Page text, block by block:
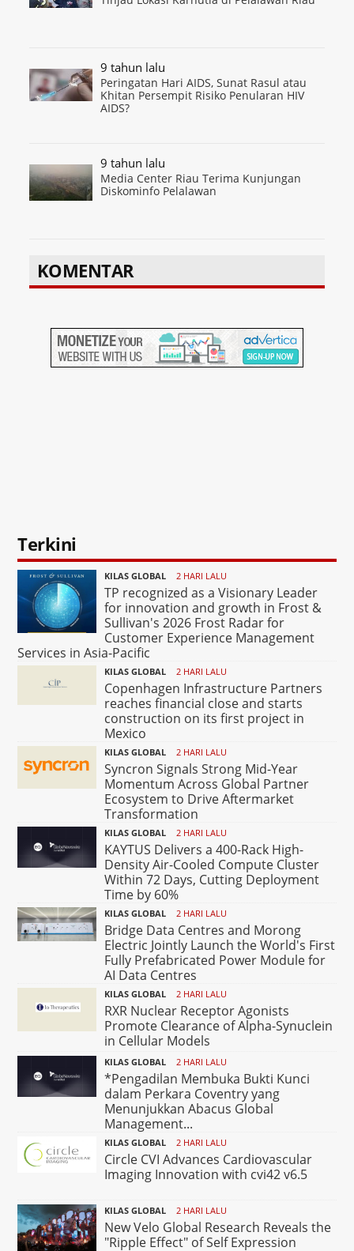
9 tahun lalu
Peringatan Hari AIDS, Sunat Rasul atau
Khitan Persempit Risiko Penularan HIV
AIDS?
9 tahun lalu
Media Center Riau Terima Kunjungan
Diskominfo Pelalawan
KOMENTAR
Terkini
KILAS GLOBAL 2 HARI LALU
TP recognized as a Visionary Leader
for innovation and growth in Frost &
Sullivan's 2026 Frost Radar for
Customer Experience Management
Services in Asia-Pacific
KILAS GLOBAL 2 HARI LALU
Copenhagen Infrastructure Partners
reaches financial close and starts
construction on its first project in
Mexico
KILAS GLOBAL 2 HARI LALU
Syncron Signals Strong Mid-Year
Momentum Across Global Partner
Ecosystem to Drive Aftermarket
Transformation
KILAS GLOBAL 2 HARI LALU
KAYTUS Delivers a 400-Rack High-
Density Air-Cooled Compute Cluster
Within 72 Days, Cutting Deployment
Time by 60%
KILAS GLOBAL 2 HARI LALU
Bridge Data Centres and Morong
Electric Jointly Launch the World's First
Fully Prefabricated Power Module for
AI Data Centres
KILAS GLOBAL 2 HARI LALU
RXR Nuclear Receptor Agonists
Promote Clearance of Alpha-Synuclein
in Cellular Models
KILAS GLOBAL 2 HARI LALU
*Pengadilan Membuka Bukti Kunci
dalam Perkara Coventry yang
Menunjukkan Abacus Global
Management...
KILAS GLOBAL 2 HARI LALU
Circle CVI Advances Cardiovascular
Imaging Innovation with cvi42 v6.5
KILAS GLOBAL 2 HARI LALU
New Velo Global Research Reveals the
"Ripple Effect" of Self Expression